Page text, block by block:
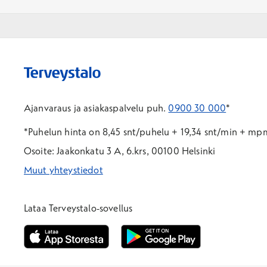
Ajanvaraus ja asiakaspalvelu puh. 0900 30 000*
*Puhelun hinta on 8,45 snt/puhelu + 19,34 snt/min +
Osoite: Jaakonkatu 3 A, 6.krs, 00100 Helsinki
Muut yhteystiedot
Lataa Terveystalo-sovellus